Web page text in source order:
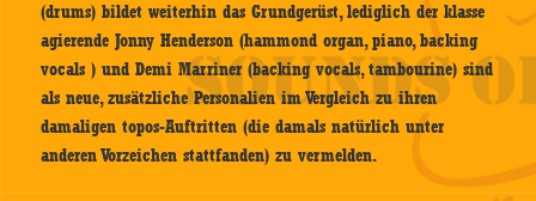
(drums) bildet weiterhin das Grundgerüst, lediglich der klasse
agierende Jonny Henderson (hammond organ, piano, backing
vocals ) und Demi Marriner (backing vocals, tambourine) sind
als neue, zusätzliche Personalien im Vergleich zu ihren
damaligen topos-Auftritten (die damals natürlich unter
anderen Vorzeichen stattfanden) zu vermelden.